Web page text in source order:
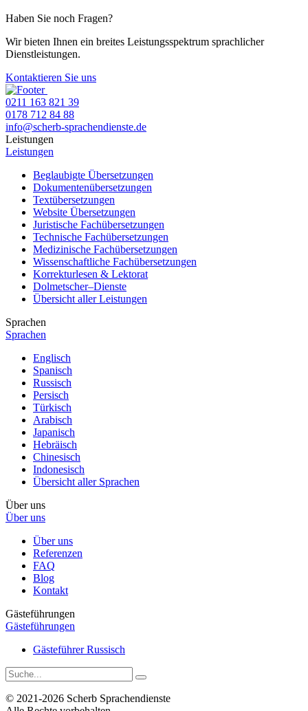
Haben Sie noch Fragen?
Wir bieten Ihnen ein breites Leistungsspektrum sprachlicher
Dienstleistungen.
Kontaktieren Sie uns
0211 163 821 39
0178 712 84 88
info@scherb-sprachendienste.de
Leistungen
Leistungen
Beglaubigte Übersetzungen
Dokumentenübersetzungen
Textübersetzungen
Website Übersetzungen
Juristische Fachübersetzungen
Technische Fachübersetzungen
Medizinische Fachübersetzungen
Wissenschaftliche Fachübersetzungen
Korrekturlesen & Lektorat
Dolmetscher–Dienste
Übersicht aller Leistungen
Sprachen
Sprachen
Englisch
Spanisch
Russisch
Persisch
Türkisch
Arabisch
Japanisch
Hebräisch
Chinesisch
Indonesisch
Übersicht aller Sprachen
Über uns
Über uns
Über uns
Referenzen
FAQ
Blog
Kontakt
Gästeführungen
Gästeführungen
Gästeführer Russisch
© 2021-2026 Scherb Sprachendienste